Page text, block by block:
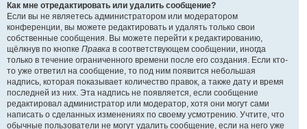
Как мне отредактировать или удалить сообщение?
Если вы не являетесь администратором или модератором
конференции, вы можете редактировать и удалять только свои
собственные сообщения. Вы можете перейти к редактированию,
щёлкнув по кнопке Правка в соответствующем сообщении, иногда
только в течение ограниченного времени после его создания. Если кто-
то уже ответил на сообщение, то под ним появится небольшая
надпись, которая показывает количество правок, а также дату и время
последней из них. Эта надпись не появляется, если сообщение
редактировал администратор или модератор, хотя они могут сами
написать о сделанных изменениях по своему усмотрению. Учтите, что
обычные пользователи не могут удалить сообщение, если на него уже